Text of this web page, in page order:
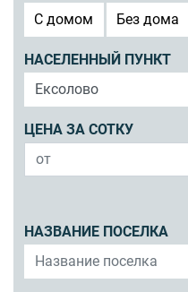
C домом
Без дома
НАСЕЛЕННЫЙ ПУНКТ
ЦЕНА ЗА СОТКУ
НАЗВАНИЕ ПОСЕЛКА